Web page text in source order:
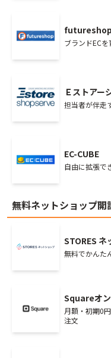
futureshop
ブランドEC
Ｅストアー
担当者が伴走
EC-CUBE
自由に拡張で
無料ネットショップ開
STORES ネ
無料でかんた
Squareオ
月額・初期0
注文